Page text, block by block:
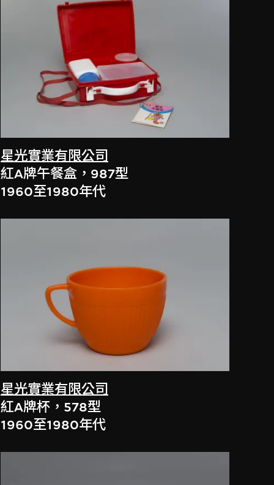
星光實業有限公司
紅A牌午餐盒，987型
1960至1980年代
星光實業有限公司
紅A牌杯，578型
1960至1980年代